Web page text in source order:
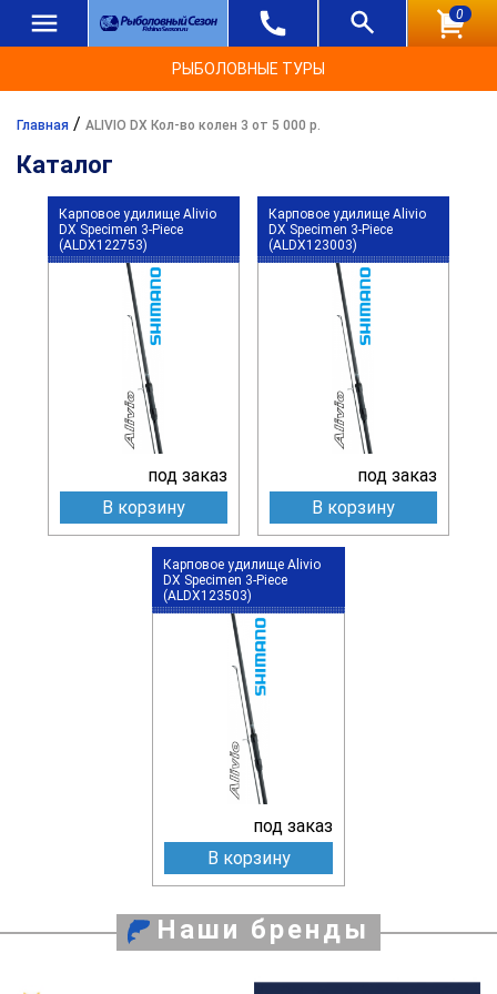
0
РЫБОЛОВНЫЕ ТУРЫ
Главная / ALIVIO DX Кол-во колен 3 от 5 000 р.
Каталог
Карповое удилище Alivio
DX Specimen 3-Piece
(ALDX122753)
под заказ
В корзину
Карповое удилище Alivio
DX Specimen 3-Piece
(ALDX123003)
под заказ
В корзину
Карповое удилище Alivio
DX Specimen 3-Piece
(ALDX123503)
под заказ
В корзину
Наши бренды